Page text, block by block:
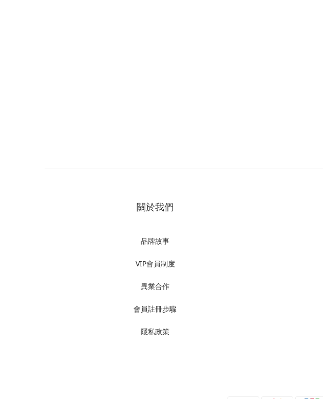
關於我們
品牌故事
VIP會員制度
異業合作
會員註冊步驟
隱私政策